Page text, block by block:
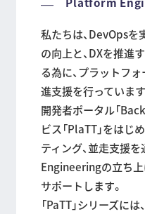
私たちは、DevOps
の向上と、DXを推進
る為に、プラットフ
進支援を行っています
開発者ポータル「
ビス「PlaTT」をはじ
ティング、並走支援
Engineeringの立ち
サポートします。
「PaTT」シリーズに